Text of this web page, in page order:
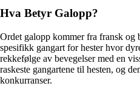
Hva Betyr Galopp?
Ordet galopp kommer fra fransk og
spesifikk gangart for hester hvor
rekkefølge av bevegelser med en
raskeste gangartene til hesten, og
konkurranser.